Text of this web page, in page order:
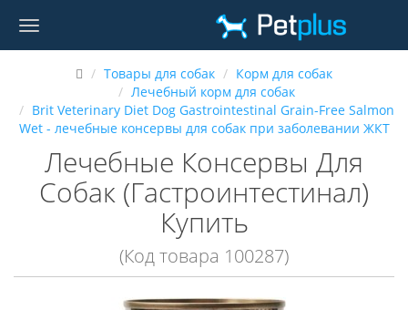
Товары для собак
Корм для собак
Лечебный корм для собак
Brit Veterinary Diet Dog Gastrointestinal Grain-Free Salmon
Wet - лечебные консервы для собак при заболевании ЖКТ
Лечебные Консервы Для
Собак (Гастроинтестинал)
Купить
(Код товара 100287)